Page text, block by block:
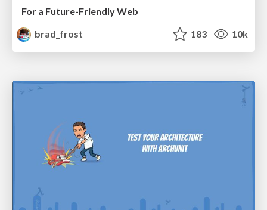
For a Future-Friendly Web
brad_frost
183 10k